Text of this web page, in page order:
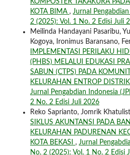
KOMPOSTER TAKAKURA
KOTA BIMA , Jurnal
2 (2025): Vol. 1 No. 2 Edisi Juli
Meilinda Handayani Pasaribu,
Kogoya, Ironimus Baransano,
IMPLEMENTASI PERILAKU
(PHBS) MELALUI EDUKASI
SABUN (CTPS) PADA
KELURAHAN ENTROP
Jurnal Pengabdian Indonesia
2 No. 2 Edisi Juli 2026
Reko Saprianto, Jomrik
SIKLUS AKUNTANSI PADA
KELURAHAN PADURENAN
KOTA BEKASI , Jurnal
No. 2 (2025): Vol. 1 No. 2 Edisi